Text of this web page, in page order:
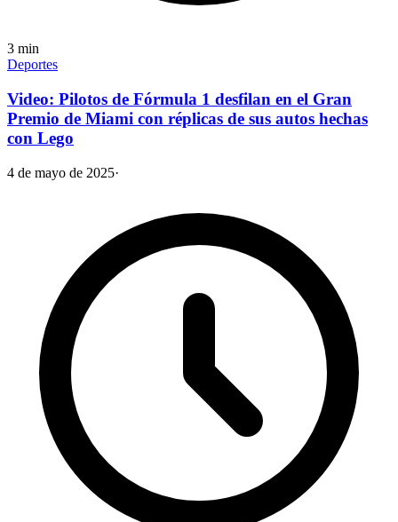
3 min
Deportes
Video: Pilotos de Fórmula 1 desfilan en el Gran
Premio de Miami con réplicas de sus autos hechas
con Lego
4 de mayo de 2025·